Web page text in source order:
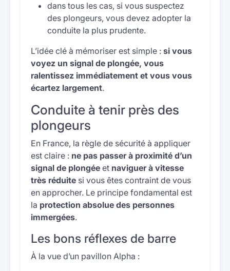
dans tous les cas, si vous suspectez
des plongeurs, vous devez adopter la
conduite la plus prudente.
L’idée clé à mémoriser est simple : si vous
voyez un signal de plongée, vous
ralentissez immédiatement et vous vous
écartez largement.
Conduite à tenir près des
plongeurs
En France, la règle de sécurité à appliquer
est claire : ne pas passer à proximité d’un
signal de plongée et naviguer à vitesse
très réduite si vous êtes contraint de vous
en approcher. Le principe fondamental est
la protection absolue des personnes
immergées.
Les bons réflexes de barre
À la vue d’un pavillon Alpha :